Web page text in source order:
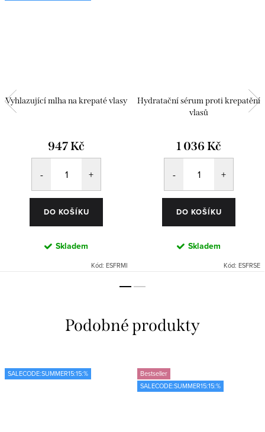
Vyhlazující mlha na krepaté vlasy
947 Kč
DO KOŠÍKU
Skladem
Kód: ESFRMI
Hydratační sérum proti krepatění
vlasů
1 036 Kč
DO KOŠÍKU
Skladem
Kód: ESFRSE
SALECODE:SUMMER15:15:%
Bestseller
SALECODE:SUMMER15:15:%